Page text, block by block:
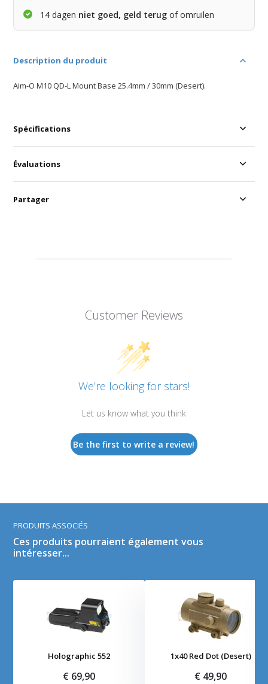
14 dagen niet goed, geld terug of omruilen
Description du produit
Aim-O M10 QD-L Mount Base 25.4mm / 30mm (Desert).
Spécifications
Customer Reviews
We’re looking for stars!
Let us know what you think
Be the first to write a review!
Évaluations
Partager
PRODUITS ASSOCIÉS
Ces produits pourraient également vous
intéresser...
Holographic 552
€ 69,90
1x40 Red Dot (Desert)
€ 49,90